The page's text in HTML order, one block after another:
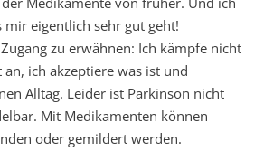
mir eigentlich sehr gut geht!
zu erwähnen: Ich kämpfe nicht
an, ich akzeptiere was ist und
Alltag. Leider ist Parkinson nicht
Mit Medikamenten können
oder gemildert werden.